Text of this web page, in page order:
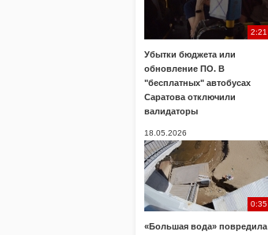
2:21
Убытки бюджета или
обновление ПО. В
"бесплатных" автобусах
Саратова отключили
валидаторы
18.05.2026
0:35
«Большая вода» повредила